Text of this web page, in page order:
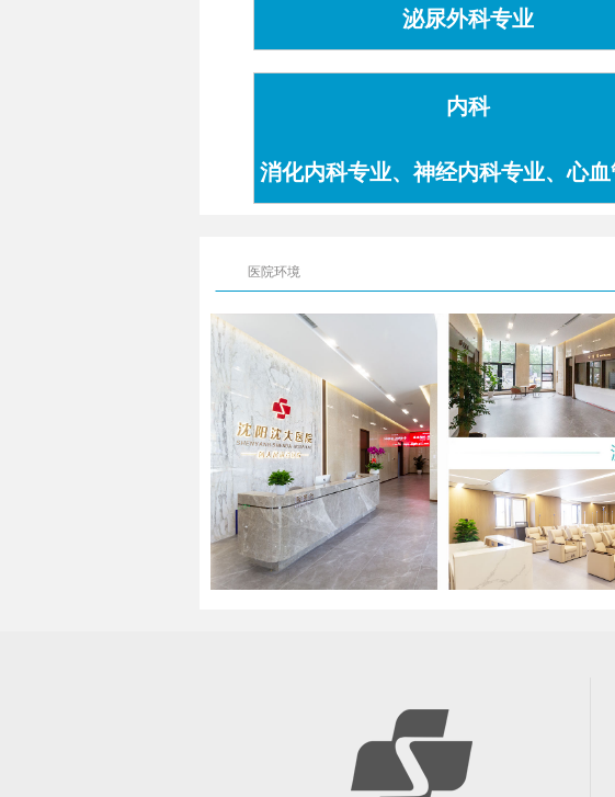
泌尿外科专业
内科
消化内科专业、神经内科专业、心
医院环境